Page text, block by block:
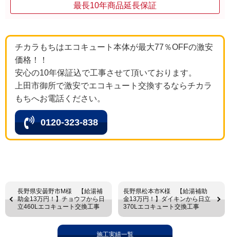
最長10年商品延長保証
チカラもちはエコキュート本体が最大77％OFFの激安
価格！！
安心の10年保証込で工事させて頂いております。
上田市御所で激安でエコキュート交換するならチカラ
もちへお電話ください。
0120-323-838
長野県安曇野市M様 【給湯補
助金13万円！】チョウフから日
立460Lエコキュート交換工事
長野県松本市K様 【給湯補助
金13万円！】ダイキンから日立
370Lエコキュート交換工事
施工実績一覧